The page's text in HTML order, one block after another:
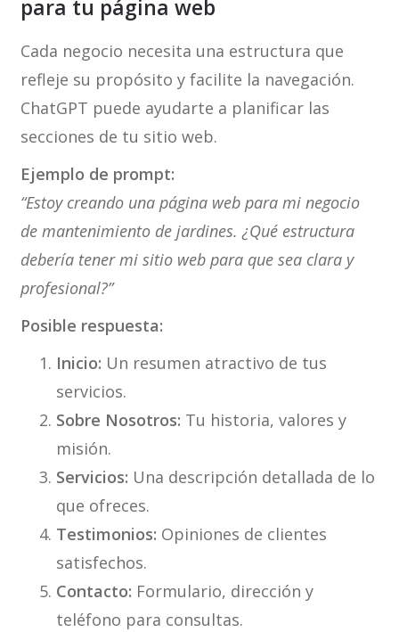
para tu página web
Cada negocio necesita una estructura que
refleje su propósito y facilite la navegación.
ChatGPT puede ayudarte a planificar las
secciones de tu sitio web.
Ejemplo de prompt:
“Estoy creando una página web para mi negocio
de mantenimiento de jardines. ¿Qué estructura
debería tener mi sitio web para que sea clara y
profesional?”
Posible respuesta:
Inicio: Un resumen atractivo de tus
servicios.
Sobre Nosotros: Tu historia, valores y
misión.
Servicios: Una descripción detallada de lo
que ofreces.
Testimonios: Opiniones de clientes
satisfechos.
Contacto: Formulario, dirección y
teléfono para consultas.